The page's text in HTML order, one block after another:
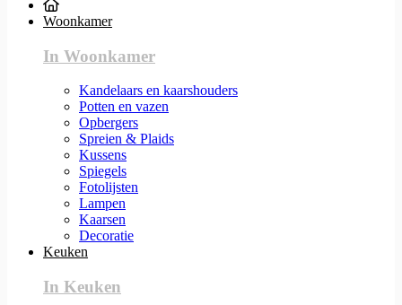
Woonkamer
In Woonkamer
Kandelaars en kaarshouders
Potten en vazen
Opbergers
Spreien & Plaids
Kussens
Spiegels
Fotolijsten
Lampen
Kaarsen
Decoratie
Keuken
In Keuken